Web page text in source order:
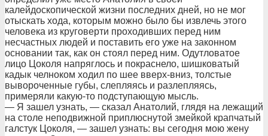
калейдоскопической жизни последних дней, но не мог
отыскать хода, которым можно было бы извлечь этого
человека из круговерти проходивших перед ним
несчастных людей и поставить его уже на законном
основании так, как он стоял перед ним. Одутловатое
лицо Цоколя напряглось и покраснело, шишковатый
кадык челноком ходил по шее вверх-вниз, толстые
вывороченные губы, слепляясь и разлепляясь,
примеряли какую-то подступающую мысль.
— Я зашел узнать, — сказал Анатолий, глядя на лежащий
на столе неподвижной приплюснутой змейкой крапчатый
галстук Цоколя, — зашел узнать: вы сегодня мою жену